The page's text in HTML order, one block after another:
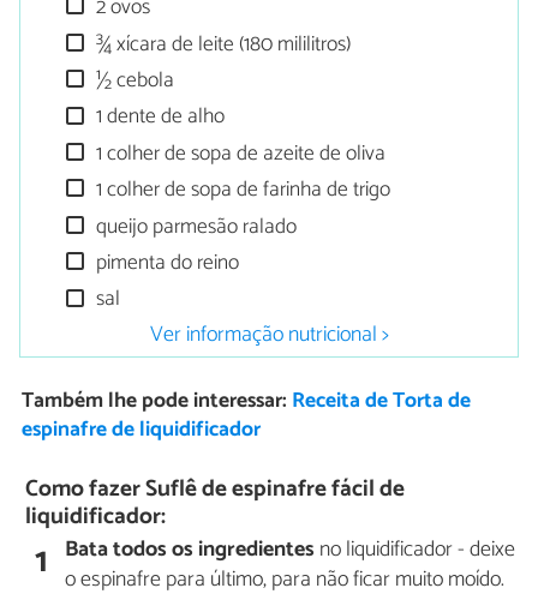
2 ovos
¾ xícara de leite (180 mililitros)
½ cebola
1 dente de alho
1 colher de sopa de azeite de oliva
1 colher de sopa de farinha de trigo
queijo parmesão ralado
pimenta do reino
sal
Ver informação nutricional >
Também lhe pode interessar: Receita de Torta de
espinafre de liquidificador
Como fazer Suflê de espinafre fácil de
liquidificador:
1 Bata todos os ingredientes no liquidificador - deixe
o espinafre para último, para não ficar muito moído.